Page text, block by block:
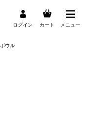
ログイン カート メニュー
ボウル